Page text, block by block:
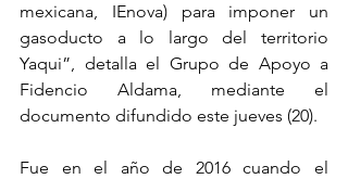
mexicana, IEnova) para imponer un
gasoducto a lo largo del territorio
Yaqui”, detalla el Grupo de Apoyo a
Fidencio Aldama, mediante el
documento difundido este jueves (20).
Fue en el año de 2016 cuando el